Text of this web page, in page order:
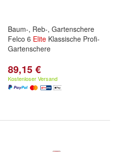
Baum-, Reb-, Gartenschere
Felco 6 Elite Klassische Profi-
Gartenschere
89,15 €
Kostenloser Versand